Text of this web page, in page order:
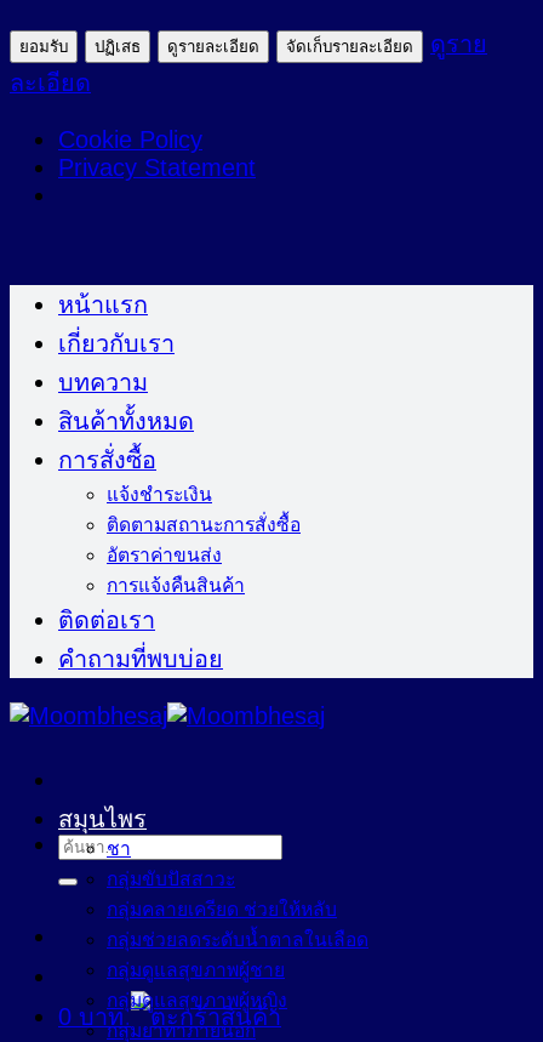
ยอมรับ ปฏิเสธ ดูรายละเอียด จัดเก็บรายละเอียด
ดูราย
ละเอียด
Cookie Policy
Privacy Statement
ไป
หน้าแรก
เกี่ยวกับเรา
บทความ
สินค้าทั้งหมด
การสั่งซื้อ
แจ้งชำระเงิน
ติดตามสถานะการสั่งซื้อ
อัตราค่าขนส่ง
การแจ้งคืนสินค้า
ติดต่อเรา
คำถามที่พบบ่อย
ค้นหา:
0 บาท
สมุนไพร
ชา
กลุ่มขับปัสสาวะ
กลุ่มคลายเครียด ช่วยให้หลับ
กลุ่มช่วยลดระดับน้ำตาลในเลือด
กลุ่มดูแลสุขภาพผู้ชาย
กลุ่มดูแลสุขภาพผู้หญิง
กลุ่มยาทาภายนอก